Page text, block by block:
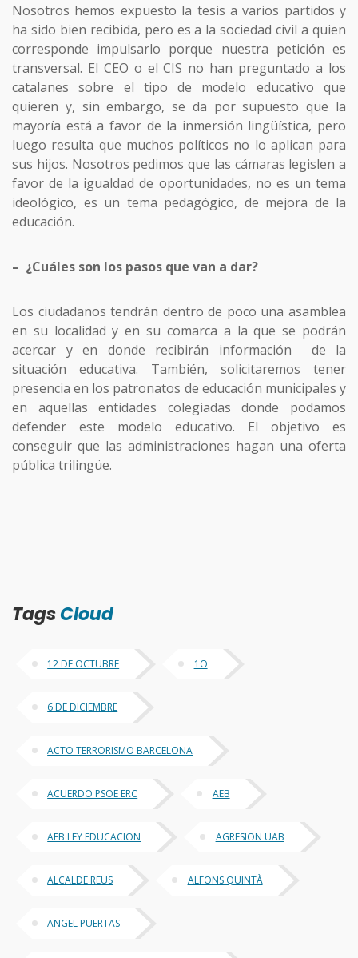
Nosotros hemos expuesto la tesis a varios partidos y
ha sido bien recibida, pero es a la sociedad civil a quien
corresponde impulsarlo porque nuestra petición es
transversal. El CEO o el CIS no han preguntado a los
catalanes sobre el tipo de modelo educativo que
quieren y, sin embargo, se da por supuesto que la
mayoría está a favor de la inmersión lingüística, pero
luego resulta que muchos políticos no lo aplican para
sus hijos. Nosotros pedimos que las cámaras legislen a
favor de la igualdad de oportunidades, no es un tema
ideológico, es un tema pedagógico, de mejora de la
educación.
– ¿Cuáles son los pasos que van a dar?
Los ciudadanos tendrán dentro de poco una asamblea
en su localidad y en su comarca a la que se podrán
acercar y en donde recibirán información de la
situación educativa. También, solicitaremos tener
presencia en los patronatos de educación municipales y
en aquellas entidades colegiadas donde podamos
defender este modelo educativo. El objetivo es
conseguir que las administraciones hagan una oferta
pública trilingüe.
TagsCloud
12 DE OCTUBRE 1O
6 DE DICIEMBRE
ACTO TERRORISMO BARCELONA
ACUERDO PSOE ERC AEB
AEB LEY EDUCACION AGRESION UAB
ALCALDE REUS ALFONS QUINTÀ
ANGEL PUERTAS